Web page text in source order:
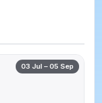
03 Jul – 05 Sep